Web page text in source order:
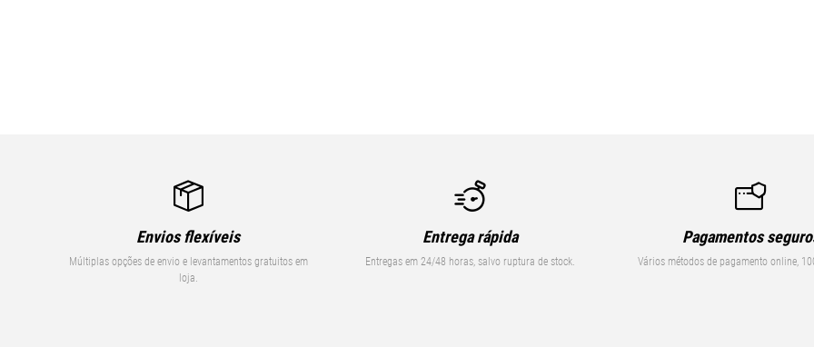
Envios flexíveis
Múltiplas opções de envio e levantamentos gratuitos em
loja.
Entrega rápida
Entregas em 24/48 horas, salvo ruptura de stock.
Pagamentos
Vários métodos de pagamento online,